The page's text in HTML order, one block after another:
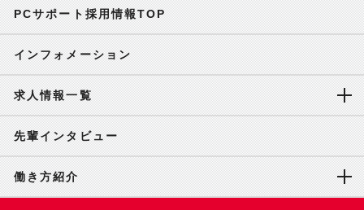
PCサポート採用情報TOP
インフォメーション
求人情報一覧
先輩インタビュー
働き方紹介